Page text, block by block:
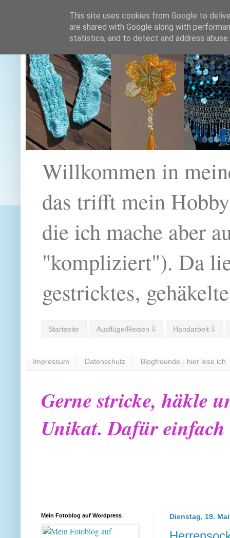
Willkommen in
das trifft mein
die ich mache aber
"kompliziert"). Da
gestricktes,
Startseite Ausflüge/Reisen ⇓ Handarbeit ⇓
Impressum Datenschutz Blogfreunde - hier lese ich
Gerne stricke, häkle
Unikat. Dafür
Dienstag, 19.
Mein Fotoblog auf Wordpress
This site uses cookies from Google to
are shared with Google along with
statistics, and to detect and address abuse.